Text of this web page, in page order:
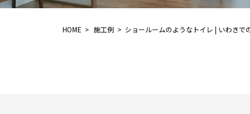
HOME 施工例 ショールームのようなトイレ | いわき